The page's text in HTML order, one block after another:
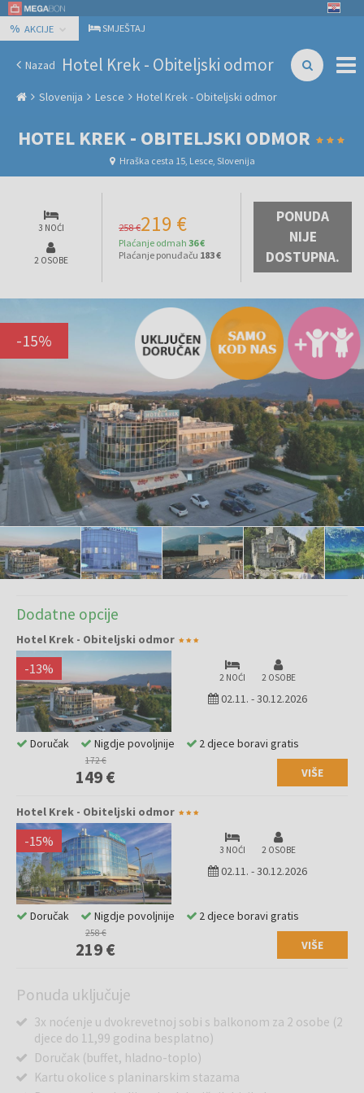
% AKCIJE SMJEŠTAJ
Nazad Hotel Krek - Obiteljski odmor
Slovenija Lesce Hotel Krek - Obiteljski odmor
HOTEL KREK - OBITELJSKI ODMOR
Hraška cesta 15, Lesce, Slovenija
3 NOĆI
2 OSOBE
258 €219 €
Plaćanje odmah 36 €
Plaćanje ponuđaču 183 €
PONUDA
NIJE
DOSTUPNA.
-15%
Dodatne opcije
Hotel Krek - Obiteljski odmor
-13% 2 NOĆI 2 OSOBE
02.11. -30.12.2026
172 €
149 € VIŠE
Doručak Nigdje povoljnije 2 djece boravi gratis
Hotel Krek - Obiteljski odmor
-15% 3 NOĆI 2 OSOBE
02.11. -30.12.2026
258 €
219 € VIŠE
Doručak Nigdje povoljnije 2 djece boravi gratis
Ponuda uključuje
3x noćenje u dvokrevetnoj sobi s balkonom za 2 osobe (2
djece do 11,99 godina besplatno)
Doručak (buffet, hladno-toplo)
Kartu okolice s planinarskim stazama